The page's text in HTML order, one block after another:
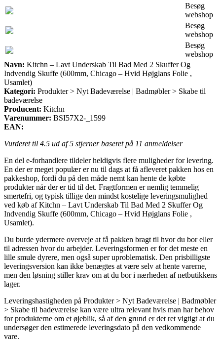
Besøg
webshop
Besøg
webshop
Besøg
webshop
Navn: Kitchn – Lavt Underskab Til Bad Med 2 Skuffer Og
Indvendig Skuffe (600mm, Chicago – Hvid Højglans Folie ,
Usamlet)
Kategori: Produkter > Nyt Badeværelse | Badmøbler > Skabe til
badeværelse
Producent: Kitchn
Varenummer: BSI57X2-_1599
EAN:
Vurderet til 4.5 ud af 5 stjerner baseret på 11 anmeldelser
En del e-forhandlere tildeler heldigvis flere muligheder for levering.
En der er meget populær er nu til dags at få afleveret pakken hos en
pakkeshop, fordi du på den måde nemt kan hente de købte
produkter når der er tid til det. Fragtformen er nemlig temmelig
smertefri, og typisk tillige den mindst kostelige leveringsmulighed
ved køb af Kitchn – Lavt Underskab Til Bad Med 2 Skuffer Og
Indvendig Skuffe (600mm, Chicago – Hvid Højglans Folie ,
Usamlet).
Du burde ydermere overveje at få pakken bragt til hvor du bor eller
til adressen hvor du arbejder. Leveringsformen er for det meste en
lille smule dyrere, men også super uproblematisk. Den prisbilligste
leveringsversion kan ikke benægtes at være selv at hente varerne,
men den løsning stiller krav om at du bor i nærheden af netbutikkens
lager.
Leveringshastigheden på Produkter > Nyt Badeværelse | Badmøbler
> Skabe til badeværelse kan være ultra relevant hvis man har behov
for produkterne om et øjeblik, så af den grund er det ret vigtigt at du
undersøger den estimerede leveringsdato på den vedkommende
vare.